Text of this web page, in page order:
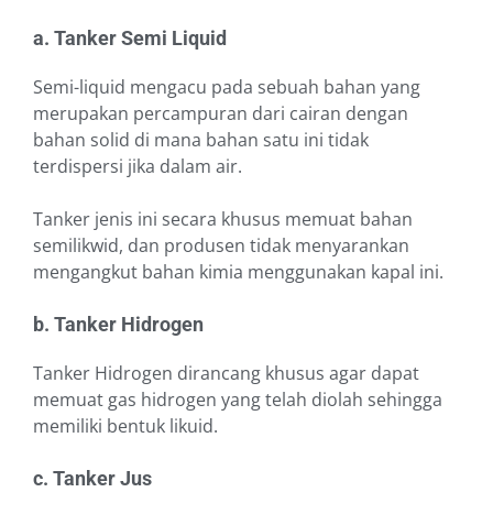
a. Tanker Semi Liquid
Semi-liquid mengacu pada sebuah bahan yang
merupakan percampuran dari cairan dengan
bahan solid di mana bahan satu ini tidak
terdispersi jika dalam air.
Tanker jenis ini secara khusus memuat bahan
semilikwid, dan produsen tidak menyarankan
mengangkut bahan kimia menggunakan kapal ini.
b. Tanker Hidrogen
Tanker Hidrogen dirancang khusus agar dapat
memuat gas hidrogen yang telah diolah sehingga
memiliki bentuk likuid.
c. Tanker Jus